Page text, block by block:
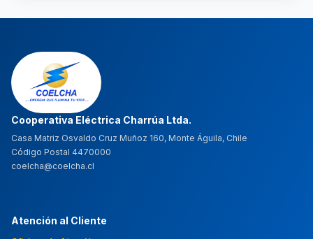
Cooperativa Eléctrica Charrúa Ltda.
Casa Matriz Osvaldo Cruz Muñoz 160, Monte Águila, Chile
Código Postal 4470000
coelcha@coelcha.cl
Atención al Cliente